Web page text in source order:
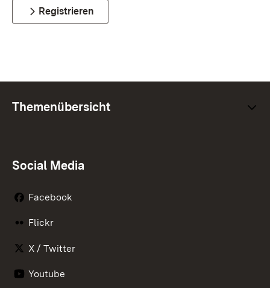
Registrieren
Themenübersicht
Social Media
Facebook
Flickr
X / Twitter
Youtube